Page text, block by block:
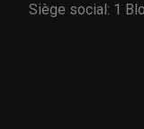
Siège social: 1